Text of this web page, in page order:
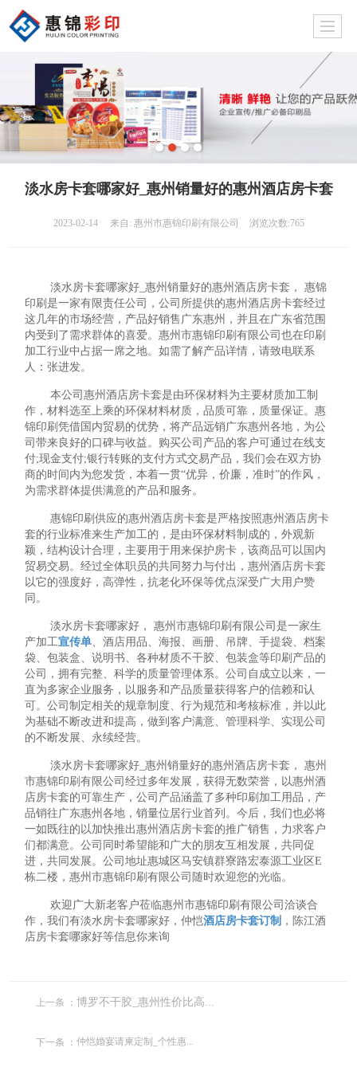
淡水房卡套哪家好_惠州销量好的惠州酒店房卡套
2023-02-14 来自: 惠州市惠锦印刷有限公司 浏览次数:765
淡水房卡套哪家好_惠州销量好的惠州酒店房卡套， 惠锦
印刷是一家有限责任公司，公司所提供的惠州酒店房卡套经过
这几年的市场经营，产品好销售广东惠州，并且在广东省范围
内受到了需求群体的喜爱。惠州市惠锦印刷有限公司也在印刷
加工行业中占据一席之地。如需了解产品详情，请致电联系
人：张进发。
本公司惠州酒店房卡套是由环保材料为主要材质加工制
作，材料选至上乘的环保材料材质，品质可靠，质量保证。惠
锦印刷凭借国内贸易的优势，将产品远销广东惠州各地，为公
司带来良好的口碑与收益。购买公司产品的客户可通过在线支
付;现金支付;银行转账的支付方式交易产品，我们会在双方协
商的时间内为您发货，本着一贯“优异，价廉，准时”的作风，
为需求群体提供满意的产品和服务。
惠锦印刷供应的惠州酒店房卡套是严格按照惠州酒店房卡
套的行业标准来生产加工的，是由环保材料制成的，外观新
颖，结构设计合理，主要用于用来保护房卡，该商品可以国内
贸易交易。经过全体职员的共同努力与付出，惠州酒店房卡套
以它的强度好，高弹性，抗老化环保等优点深受广大用户赞
同。
淡水房卡套哪家好， 惠州市惠锦印刷有限公司是一家生
产加工宣传单、酒店用品、海报、画册、吊牌、手提袋、档案
袋、包装盒、说明书、各种材质不干胶、包装盒等印刷产品的
公司，拥有完整、科学的质量管理体系。公司自成立以来，一
直为多家企业服务，以服务和产品质量获得客户的信赖和认
可。公司制定相关的规章制度、行为规范和考核标准，并以此
为基础不断改进和提高，做到客户满意、管理科学、实现公司
的不断发展、永续经营。
淡水房卡套哪家好_惠州销量好的惠州酒店房卡套， 惠州
市惠锦印刷有限公司经过多年发展，获得无数荣誉，以惠州酒
店房卡套的可靠生产，公司产品涵盖了多种印刷加工用品，产
品销往广东惠州各地，销量位居行业首列。今后，我们也必将
一如既往的以加快推出惠州酒店房卡套的推广销售，力求客户
们都满意。公司同时希望能和广大的朋友互相发展，共同促
进，共同发展。公司地址惠城区马安镇群寮路宏泰源工业区E
栋二楼，惠州市惠锦印刷有限公司随时欢迎您的光临。
欢迎广大新老客户莅临惠州市惠锦印刷有限公司洽谈合
作，我们有淡水房卡套哪家好，仲恺酒店房卡套订制 ，陈江酒
店房卡套哪家好等信息你来询
上一条 ：博罗不干胶_惠州性价比高...
下一条 ：仲恺婚宴请柬定制_个性惠...